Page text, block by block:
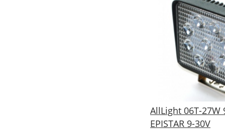
AllLight 06T-27W
EPISTAR 9-30V